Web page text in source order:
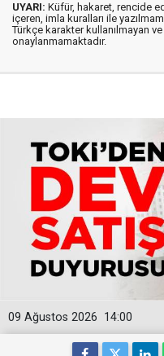
UYARI: Küfür, hakaret, rencide
içeren, imla kuralları ile
Türkçe karakter kullanılmayan
onaylanmamaktadır.
14:00
09 Ağustos 2026